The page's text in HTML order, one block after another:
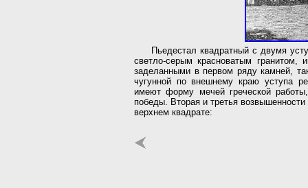
Пьедестал квадратный с двумя
светло-серым красноватым гранитом,
заделанными в первом ряду камней,
чугунной по внешнему краю уступа
имеют форму мечей греческой
победы. Вторая и третья
верхнем квадрате: